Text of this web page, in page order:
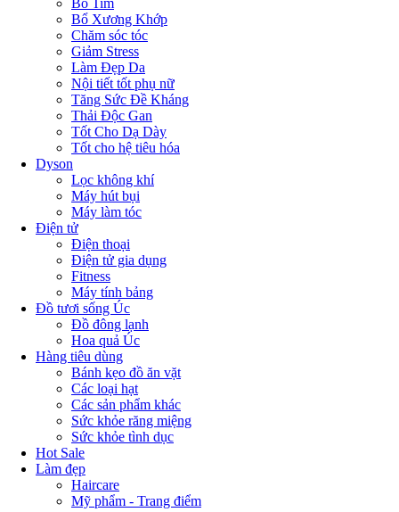
Bổ Tim
Bổ Xương Khớp
Chăm sóc tóc
Giảm Stress
Làm Đẹp Da
Nội tiết tốt phụ nữ
Tăng Sức Đề Kháng
Thải Độc Gan
Tốt Cho Dạ Dày
Tốt cho hệ tiêu hóa
Dyson
Lọc không khí
Máy hút bụi
Máy làm tóc
Điện tử
Điện thoại
Điện tử gia dụng
Fitness
Máy tính bảng
Đồ tươi sống Úc
Đồ đông lạnh
Hoa quả Úc
Hàng tiêu dùng
Bánh kẹo đồ ăn vặt
Các loại hạt
Các sản phẩm khác
Sức khỏe răng miệng
Sức khỏe tình dục
Hot Sale
Làm đẹp
Haircare
Mỹ phẩm - Trang điểm